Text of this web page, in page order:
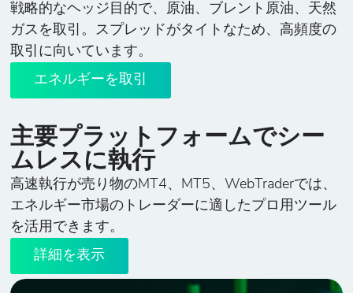
戦略的なヘッジ目的で、原油、ブレント原油、天然
ガスを取引。スプレッドがタイトなため、高頻度の
取引に向いています。
エネルギーを取引
主要プラットフォームでシー
ムレスに執行
高速執行が売り物のMT4、MT5、WebTraderでは、
エネルギー市場のトレーダーに適したプロ用ツール
を活用できます。
詳細を表示